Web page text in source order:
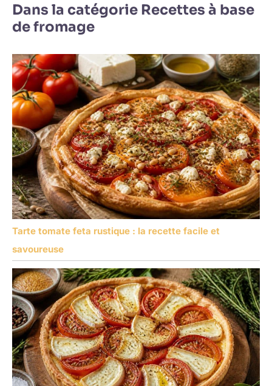
Dans la catégorie Recettes à base
de fromage
Tarte tomate feta rustique : la recette facile et
savoureuse